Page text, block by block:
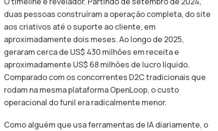
duas pessoas construíram a operação completa, do site
aos criativos até o suporte ao cliente, em
aproximadamente dois meses. Ao longo de 2025,
geraram cerca de US$ 430 milhões em receita e
aproximadamente US$ 68 milhões de lucro líquido.
Comparado com os concorrentes D2C tradicionais que
rodam na mesma plataforma OpenLoop, o custo
operacional do funil era radicalmente menor.
Como alguém que usa ferramentas de IA diariamente, o